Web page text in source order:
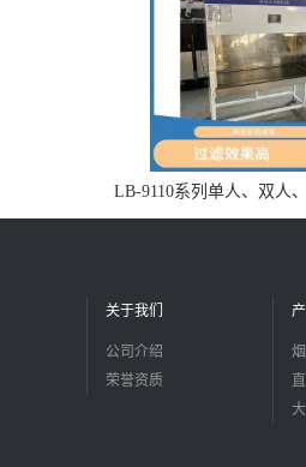
LB-9110系列单人、双人
适用于科研
关于我们
公司介绍
荣誉资质